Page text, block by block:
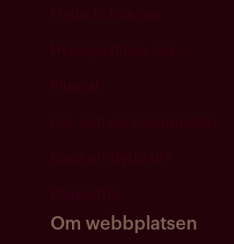
Om webbplatsen